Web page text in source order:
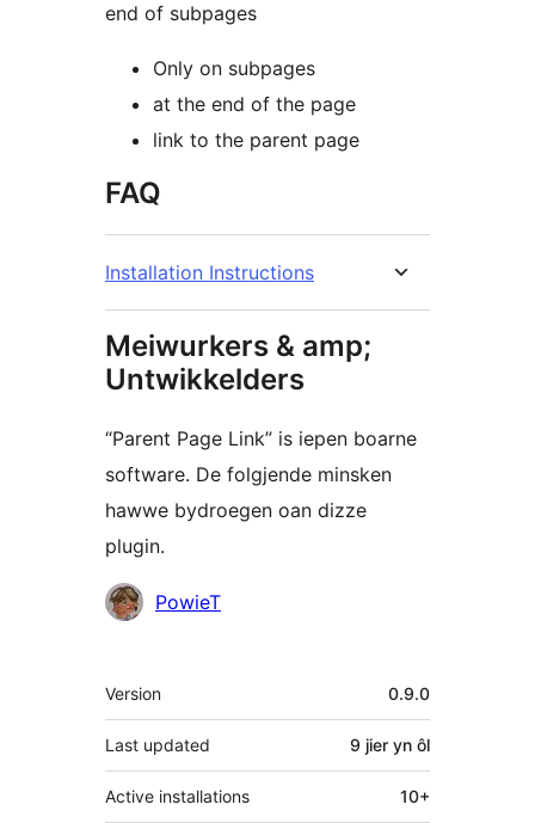
end of subpages
Only on subpages
at the end of the page
link to the parent page
FAQ
Installation Instructions
Meiwurkers & amp;
Untwikkelders
“Parent Page Link” is iepen boarne
software. De folgjende minsken
hawwe bydroegen oan dizze
plugin.
Meiwurkers
PowieT
Meta
Version 0.9.0
Last updated 9 jier yn ôl
Active installations 10+